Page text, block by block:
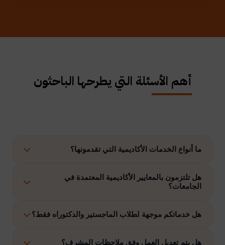
أهم الأسئلة التي يطرحها الباحثون
ما أنواع الخدمات الأكاديمية التي تقدمونها؟
نوفر حلولًا متكاملة تشمل إعداد الرسائل العلمية، الاستشارات
الأكاديمية، التحليل الإحصائي، إعداد خطة البحث، نشر الأبحاث،
هل تلتزمون بالمعايير الأكاديمية المعتمدة في
الجامعات؟
نعم، نلتزم بتنفيذ جميع الأعمال وفق ضوابط الدراسات العليا
هل خدماتكم موجهة لطلاب الماجستير والدكتوراه فقط؟
هل يتم تعديل العمل وفق ملاحظات المشرف؟